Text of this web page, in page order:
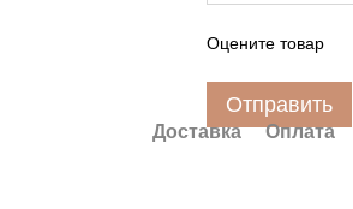
Оцените товар
Отправить
Доставка Оплата